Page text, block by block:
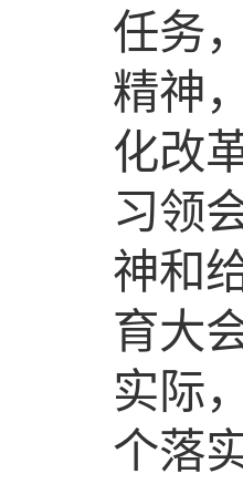
任务
精神
化改
习领
神和
育大
实际
个落